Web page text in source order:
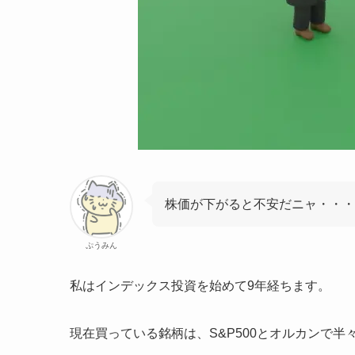
ぷうみん
株価が下がると不安だニャ・・・
私はインデックス投資を始めて9年経ちます。
現在買っている銘柄は、S&P500とオルカンで半